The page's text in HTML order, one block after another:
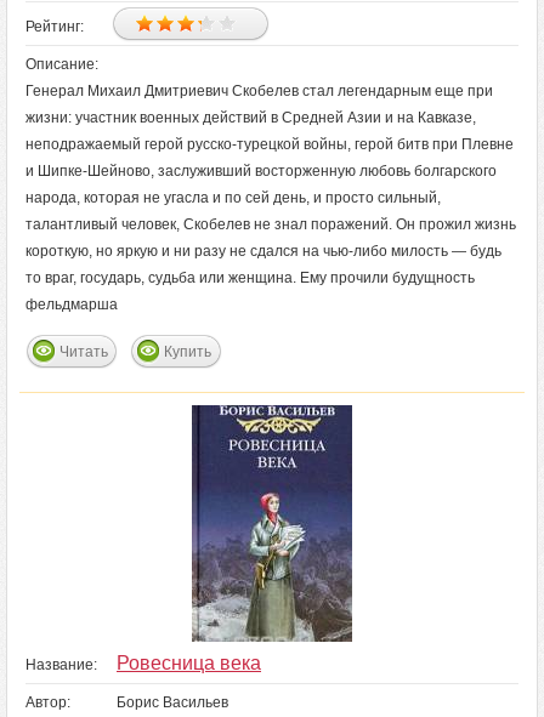
Рейтинг:
Описание:
Генерал Михаил Дмитриевич Скобелев стал легендарным еще при
жизни: участник военных действий в Средней Азии и на Кавказе,
неподражаемый герой русско-турецкой войны, герой битв при Плевне
и Шипке-Шейново, заслуживший восторженную любовь болгарского
народа, которая не угасла и по сей день, и просто сильный,
талантливый человек, Скобелев не знал поражений. Он прожил жизнь
короткую, но яркую и ни разу не сдался на чью-либо милость — будь
то враг, государь, судьба или женщина. Ему прочили будущность
фельдмарша
Читать Купить
Название: Ровесница века
Автор: Борис Васильев